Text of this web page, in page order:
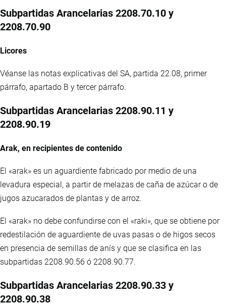
Subpartidas Arancelarias 2208.70.10 y
2208.70.90
Licores
Véanse las notas explicativas del SA, partida 22.08, primer
párrafo, apartado B y tercer párrafo.
Subpartidas Arancelarias 2208.90.11 y
2208.90.19
Arak, en recipientes de contenido
El «arak» es un aguardiente fabricado por medio de una
levadura especial, a partir de melazas de caña de azúcar o de
jugos azucarados de plantas y de arroz.
El «arak» no debe confundirse con el «raki», que se obtiene por
redestilación de aguardiente de uvas pasas o de higos secos
en presencia de semillas de anís y que se clasifica en las
subpartidas 2208.90.56 ó 2208.90.77.
Subpartidas Arancelarias 2208.90.33 y
2208.90.38